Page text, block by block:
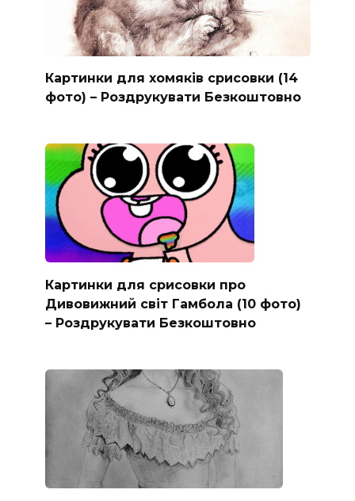
Картинки для хомяків срисовки (14
фото) – Роздрукувати Безкоштовно
Картинки для срисовки про
Дивовижний світ Гамбола (10 фото)
– Роздрукувати Безкоштовно